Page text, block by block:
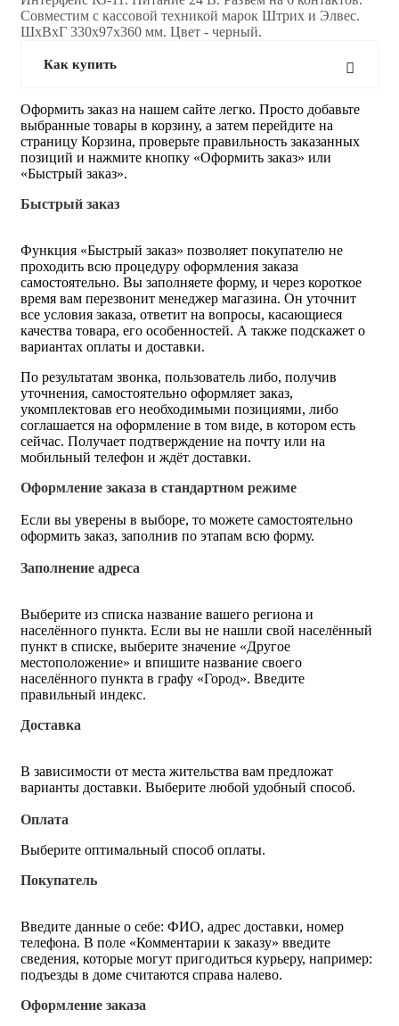
Совместим с кассовой техникой марок Штрих и Элвес.
ШхВхГ 330х97х360 мм. Цвет - черный.
Как купить
Оформить заказ на нашем сайте легко. Просто добавьте
выбранные товары в корзину, а затем перейдите на
страницу Корзина, проверьте правильность заказанных
позиций и нажмите кнопку «Оформить заказ» или
«Быстрый заказ».
Быстрый заказ
Функция «Быстрый заказ» позволяет покупателю не
проходить всю процедуру оформления заказа
самостоятельно. Вы заполняете форму, и через короткое
время вам перезвонит менеджер магазина. Он уточнит
все условия заказа, ответит на вопросы, касающиеся
качества товара, его особенностей. А также подскажет о
вариантах оплаты и доставки.
По результатам звонка, пользователь либо, получив
уточнения, самостоятельно оформляет заказ,
укомплектовав его необходимыми позициями, либо
соглашается на оформление в том виде, в котором есть
сейчас. Получает подтверждение на почту или на
мобильный телефон и ждёт доставки.
Оформление заказа в стандартном режиме
Если вы уверены в выборе, то можете самостоятельно
оформить заказ, заполнив по этапам всю форму.
Заполнение адреса
Выберите из списка название вашего региона и
населённого пункта. Если вы не нашли свой населённый
пункт в списке, выберите значение «Другое
местоположение» и впишите название своего
населённого пункта в графу «Город». Введите
правильный индекс.
Доставка
В зависимости от места жительства вам предложат
варианты доставки. Выберите любой удобный способ.
Оплата
Выберите оптимальный способ оплаты.
Покупатель
Введите данные о себе: ФИО, адрес доставки, номер
телефона. В поле «Комментарии к заказу» введите
сведения, которые могут пригодиться курьеру, например:
подъезды в доме считаются справа налево.
Оформление заказа